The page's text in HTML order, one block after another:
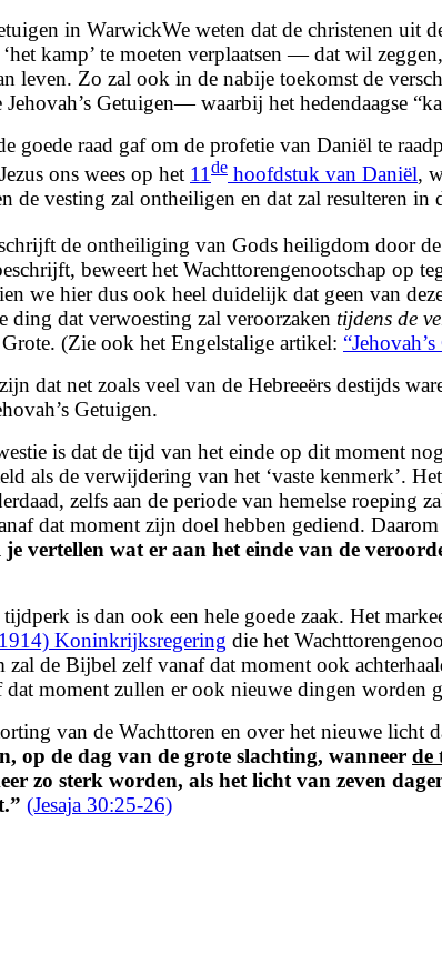
We weten dat de christenen uit
kamp’ te moeten verplaatsen — dat wil
leven. Zo zal ook in de nabije toekomst de
Getuigen— waarbij het hedendaagse
goede raad gaf om de profetie van Daniël te
ons wees op het 11 de hoofdstuk van Daniël,
de vesting zal ontheiligen en dat zal resulteren
de ontheiliging van Gods heiligdom door
beweert het Wachttorengenootschap op
we hier dus ook heel duidelijk dat geen van
ding dat verwoesting zal veroorzaken tijdens de
(Zie ook het Engelstalige artikel:
dat net zoals veel van de Hebreeërs destijds
Getuigen.
is dat de tijd van het einde op dit moment
als de verwijdering van het ‘vaste kenmerk’.
zelfs aan de periode van hemelse roeping
dat moment zijn doel hebben gediend.
vertellen wat er aan het einde van de
is dan ook een hele goede zaak. Het
Koninkrijksregering die het
de Bijbel zelf vanaf dat moment ook
dat moment zullen er ook nieuwe dingen
van de Wachttoren en over het nieuwe licht
op de dag van de grote slachting, wanneer de
zo sterk worden, als het licht van zeven
” (Jesaja 30:25-26)